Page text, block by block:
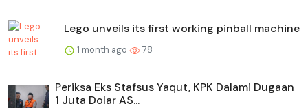
Lego unveils its first working pinball machine
1 month ago 78
Periksa Eks Stafsus Yaqut, KPK Dalami Dugaan
1 Juta Dolar AS...